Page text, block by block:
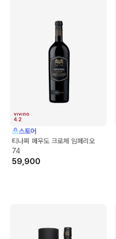
4.2
스토어
티나찌 페우도 크로체 임페리오
74
59,900